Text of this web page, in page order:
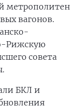
метрополитен
вагонов.
Рижскую
совета
БКЛ и